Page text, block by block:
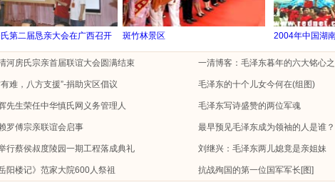
第二届恳亲大会在广西召开 斑竹林景区 2004年中国湖
河房氏宗亲首届联谊大会圆满结束 一清博客：毛泽东暮年的六大铭心
有难，八方支援”-捐助灾区倡议 毛泽东的十个儿女今何在(组图)
先生荣任中华慎氏网义务管理人 毛泽东写诗盛赞的两位军魂
罗傅宗亲联谊会启事 最早预见毛泽东成为领袖的人是谁？
行蔡侯叔度陵园一期工程落成典礼 刘继兴：毛泽东两儿媳竟是亲姐妹
阳楼记》范家大院600人祭祖 抗战殉国的第一位国军军长[图]